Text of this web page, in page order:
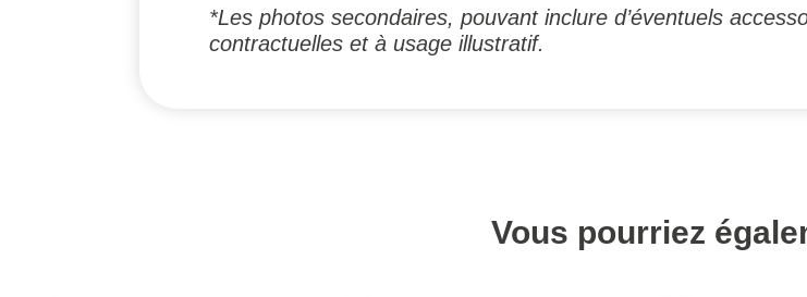
*Les photos secondaires, pouvant inclure d’éventuels
contractuelles et à usage illustratif.
Vous pourriez